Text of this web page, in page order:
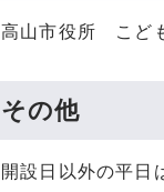
高山市役所 こど
その他
開設日以外の平